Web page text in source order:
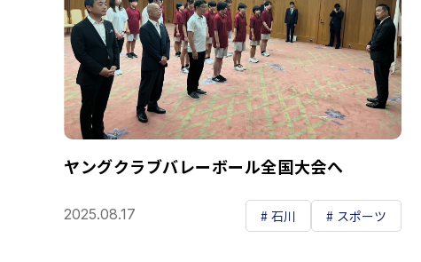
ヤングクラブバレーボール全国大会へ
2025.08.17 石川 スポーツ